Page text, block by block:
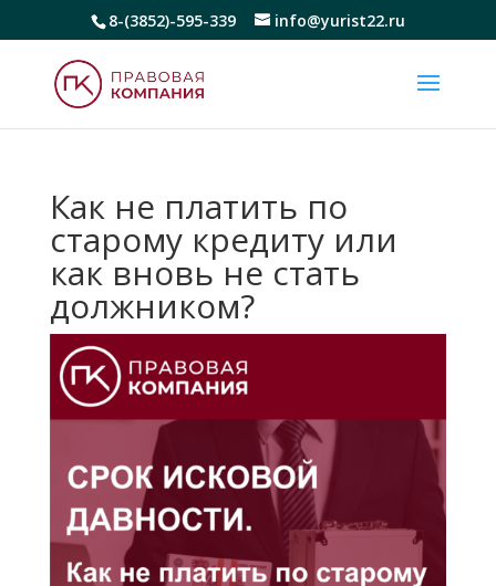
8-(3852)-595-339 info@yurist22.ru
Как не платить по
старому кредиту или
как вновь не стать
должником?